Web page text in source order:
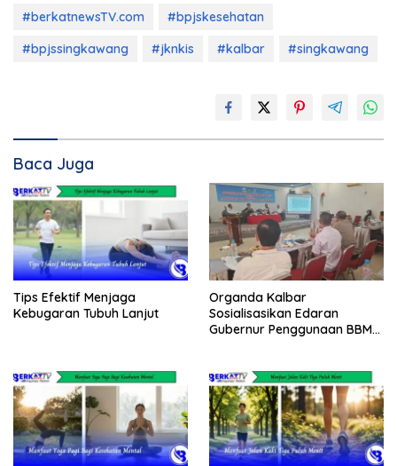
#berkatnewsTV.com
#bpjskesehatan
#bpjssingkawang
#jknkis #kalbar #singkawang
Baca Juga
Tips Efektif Menjaga
Kebugaran Tubuh Lanjut
Organda Kalbar
Sosialisasikan Edaran
Gubernur Penggunaan BBM